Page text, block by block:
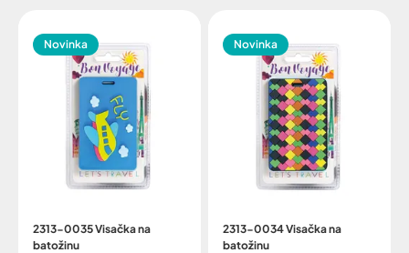
Novinka
2313-0035 Visačka na
batožinu
Novinka
2313-0034 Visačka na
batožinu